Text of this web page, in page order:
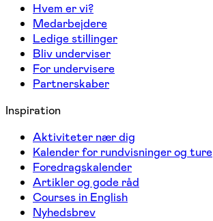
Hvem er vi?
Medarbejdere
Ledige stillinger
Bliv underviser
For undervisere
Partnerskaber
Inspiration
Aktiviteter nær dig
Kalender for rundvisninger og ture
Foredragskalender
Artikler og gode råd
Courses in English
Nyhedsbrev